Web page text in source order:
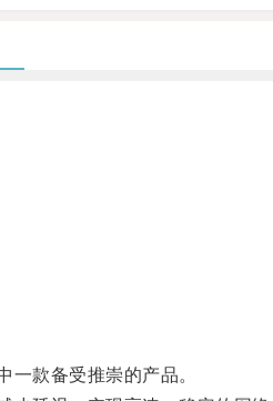
款备受推崇的产品。